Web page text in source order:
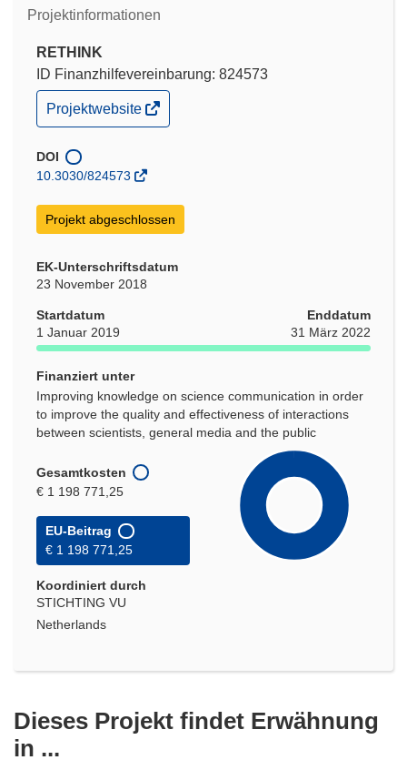
Projektinformationen
RETHINK
ID Finanzhilfevereinbarung: 824573
(öffnet
in
Fenster)
Projektwebsite
DOI
10.3030/824573
Projekt abgeschlossen
EK-Unterschriftsdatum
23 November 2018
Startdatum
1 Januar 2019
Enddatum
31 März 2022
Finanziert unter
Improving knowledge on science communication in order
to improve the quality and effectiveness of interactions
between scientists, general media and the public
Gesamtkosten
€ 1 198 771,25
EU-Beitrag
€ 1 198 771,25
Koordiniert durch
STICHTING VU
Netherlands
Dieses Projekt findet Erwähnung
in ...